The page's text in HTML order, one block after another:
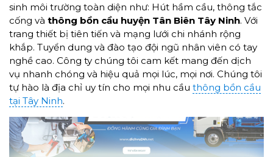
sinh môi trường toàn diện như: Hút hầm cầu, thông tắc
cống và thông bồn cầu huyện Tân Biên Tây Ninh. Với
trang thiết bị tiên tiến và mạng lưới chi nhánh rộng
khắp. Tuyển dung và đào tạo đội ngũ nhân viên có tay
nghề cao. Công ty chúng tôi cam kết mang đến dịch
vụ nhanh chóng và hiệu quả mọi lúc, mọi nơi. Chúng tôi
tự hào là địa chỉ uy tín cho mọi nhu cầu thông bồn cầu
tại Tây Ninh.